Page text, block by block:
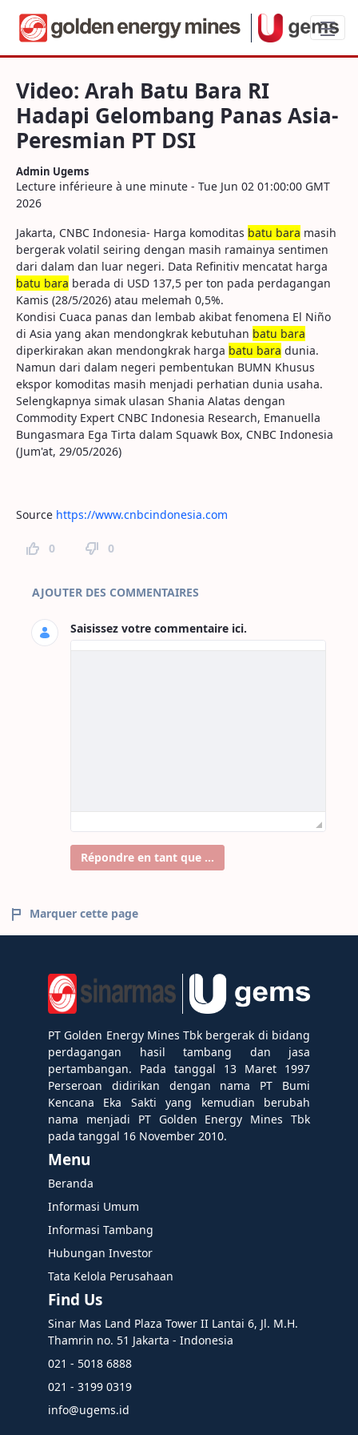
Video: Arah Batu Bara RI Hadapi
Video: Arah Batu Bara RI
Hadapi Gelombang Panas Asia-
Peresmian PT DSI
Admin Ugems
Lecture inférieure à une minute - Tue Jun 02 01:00:00 GMT
2026
Jakarta, CNBC Indonesia- Harga komoditas batu bara masih
bergerak volatil seiring dengan masih ramainya sentimen
dari dalam dan luar negeri. Data Refinitiv mencatat harga
batu bara berada di USD 137,5 per ton pada perdagangan
Kamis (28/5/2026) atau melemah 0,5%.
Kondisi Cuaca panas dan lembab akibat fenomena El Niño
di Asia yang akan mendongkrak kebutuhan batu bara
diperkirakan akan mendongkrak harga batu bara dunia.
Namun dari dalam negeri pembentukan BUMN Khusus
ekspor komoditas masih menjadi perhatian dunia usaha.
Selengkapnya simak ulasan Shania Alatas dengan
Commodity Expert CNBC Indonesia Research, Emanuella
Bungasmara Ega Tirta dalam Squawk Box, CNBC Indonesia
(Jum'at, 29/05/2026)
Source https://www.cnbcindonesia.com
0 0
Commentaires sur la page
AJOUTER DES COMMENTAIRES
Saisissez votre commentaire ici.
Répondre en tant que ...
Marquer cette page
PT Golden Energy Mines Tbk bergerak di bidang
perdagangan hasil tambang dan jasa
pertambangan. Pada tanggal 13 Maret 1997
Perseroan didirikan dengan nama PT Bumi
Kencana Eka Sakti yang kemudian berubah
nama menjadi PT Golden Energy Mines Tbk
pada tanggal 16 November 2010.
Menu
Beranda
Informasi Umum
Informasi Tambang
Hubungan Investor
Tata Kelola Perusahaan
Find Us
Sinar Mas Land Plaza Tower II Lantai 6, Jl. M.H.
Thamrin no. 51 Jakarta - Indonesia
021 - 5018 6888
021 - 3199 0319
info@ugems.id